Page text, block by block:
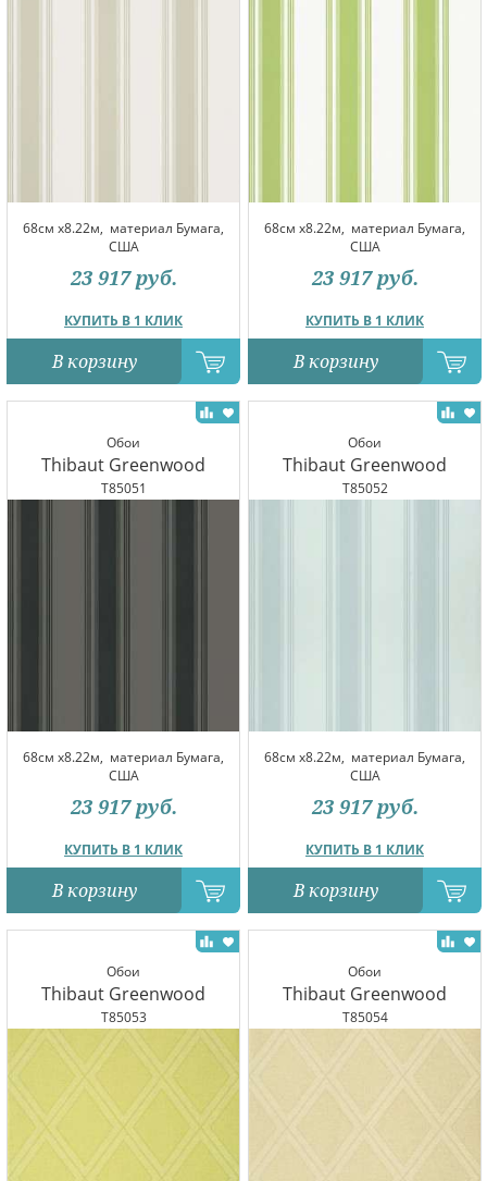
68см x8.22м, материал Бумага,
США
КУПИТЬ В 1 КЛИК
23 917 руб.
В корзину
68см x8.22м, материал Бумага,
США
КУПИТЬ В 1 КЛИК
23 917 руб.
В корзину
Обои
Thibaut Greenwood
T85051
68см x8.22м, материал Бумага,
США
КУПИТЬ В 1 КЛИК
23 917 руб.
В корзину
Обои
Thibaut Greenwood
T85052
68см x8.22м, материал Бумага,
США
КУПИТЬ В 1 КЛИК
23 917 руб.
В корзину
Обои
Thibaut Greenwood
T85053
Обои
Thibaut Greenwood
T85054